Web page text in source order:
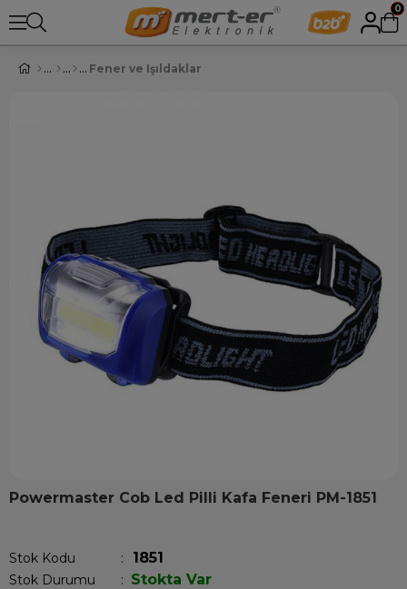
0
Fener ve Işıldaklar
Powermaster Cob Led Pilli Kafa Feneri PM-1851
Stok Kodu 1851
Stok Durumu : Stokta Var